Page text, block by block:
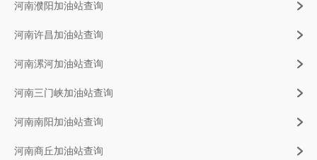
河南濮阳加油站查询
河南许昌加油站查询
河南漯河加油站查询
河南三门峡加油站查询
河南南阳加油站查询
河南商丘加油站查询